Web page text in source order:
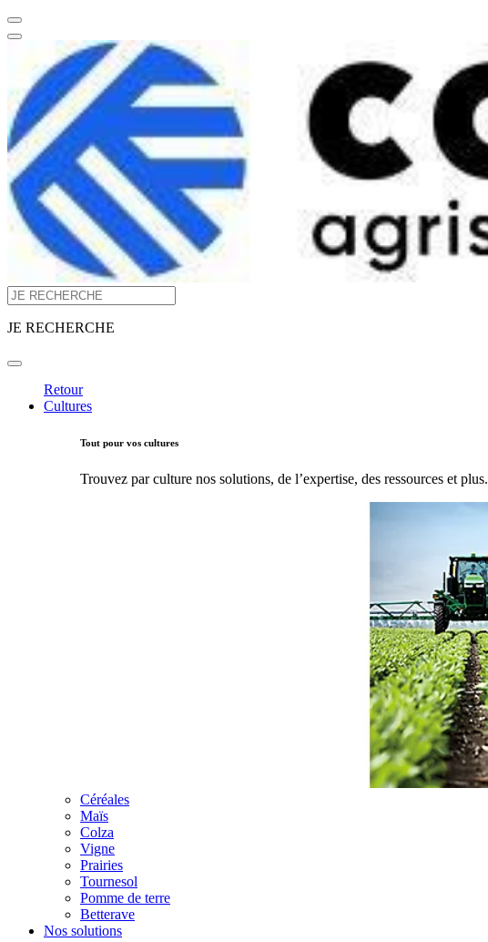
JE RECHERCHE
Retour
Cultures
Tout pour vos cultures
Trouvez par culture nos solutions, de l’expertise, des ressources et plus.
Céréales
Maïs
Colza
Vigne
Prairies
Tournesol
Pomme de terre
Betterave
Nos solutions